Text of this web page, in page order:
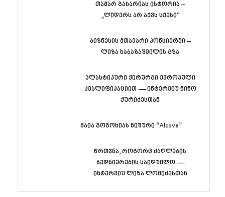
თამარ გახარიას ისტორია –
„ლიდერს არ აქვს სქესი“
ბიზნესის მთავარი კონსიერჟი –
ლიზა ხაბაზაშვილის გზა
პლასტიკური ქირურგი ევროპული
კვალიფიკაციით — ინტერვიუ ნინო
ქურიძესთან
მაია გოგოხიას ნიშური “Alcove”
წრთვნა, როგორც ძაღლების
ბედნიერების საიდუმლო —
ინტერვიუ ლიზა ლომიძესთან